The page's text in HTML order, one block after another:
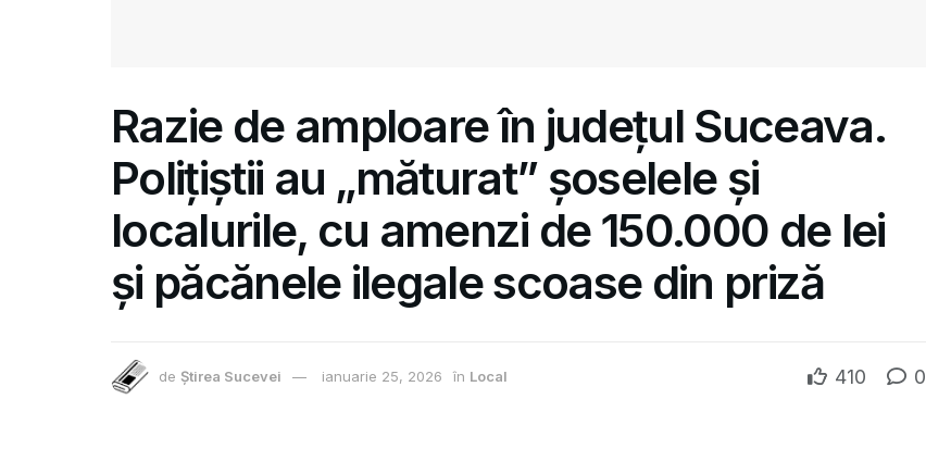
Razie de amploare în județul Suceava.
Polițiștii au „măturat” șoselele și
localurile, cu amenzi de 150.000 de lei
și păcănele ilegale scoase din priză
de Știrea Sucevei ianuarie 25, 2026 în Local 410 0